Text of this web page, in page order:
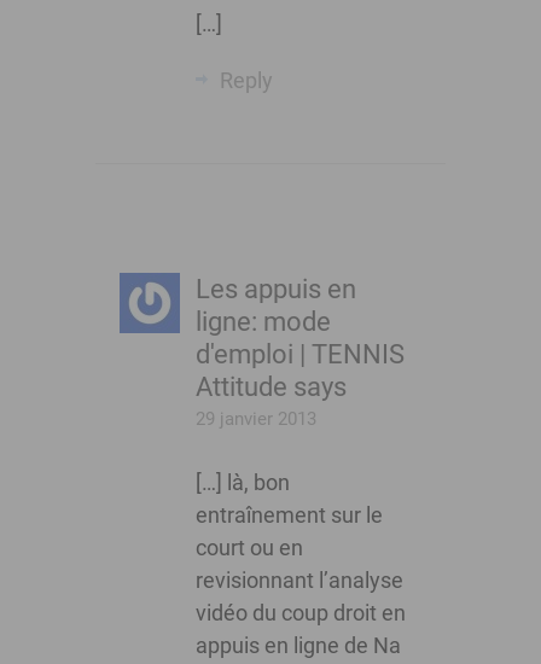
[…]
Reply
Les appuis en
ligne: mode
d'emploi | TENNIS
Attitude says
29 janvier 2013
[…] là, bon
entraînement sur le
court ou en
revisionnant l’analyse
vidéo du coup droit en
appuis en ligne de Na